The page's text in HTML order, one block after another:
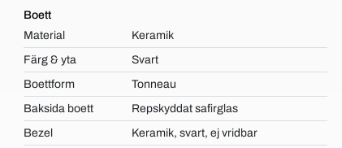
Boett
Material
Keramik
Färg & yta
Svart
Boettform
Tonneau
Baksida boett
Repskyddat safirglas
Bezel
Keramik, svart, ej vridbar